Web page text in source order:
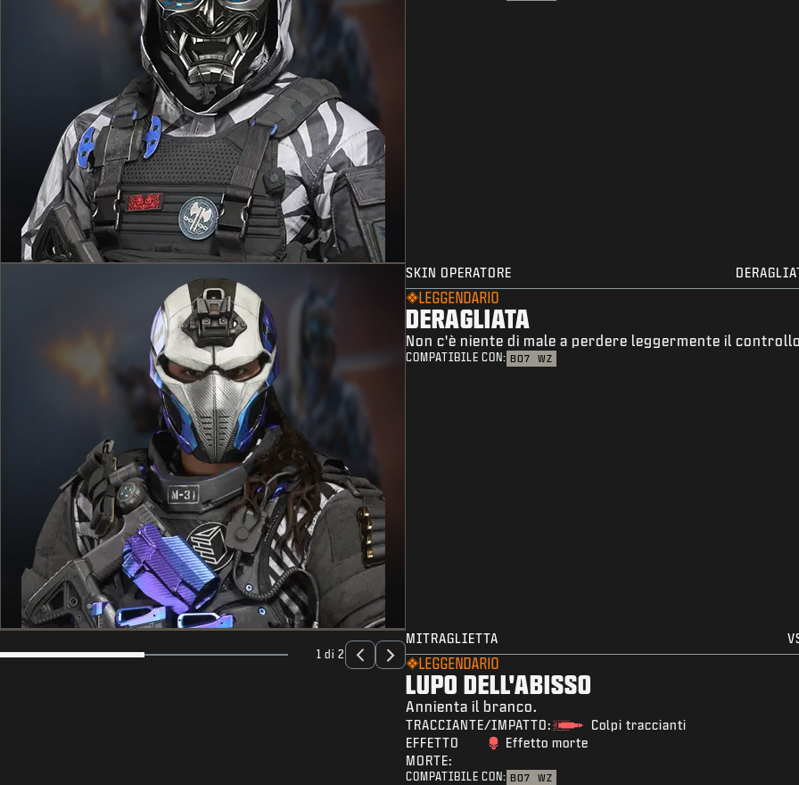
SKIN OPERATORE
LEGGENDARIO
DERAGLIATA
Non c'è niente di male a perdere leggermente il
COMPATIBILE CON: BO7 WZ
1 di 2
MITRAGLIETTA
LEGGENDARIO
LUPO DELL'ABISSO
Annienta il branco.
TRACCIANTE/IMPATTO:
Colpi traccianti
EFFETTO
MORTE:
Effetto morte
COMPATIBILE CON: BO7 WZ